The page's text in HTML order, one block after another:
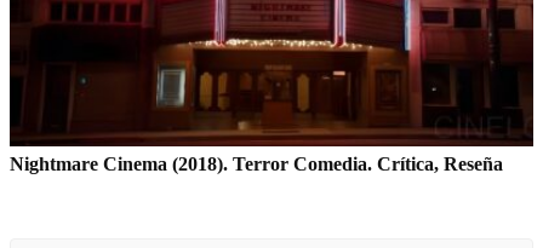
Nightmare Cinema (2018). Terror Comedia. Crítica, Reseña